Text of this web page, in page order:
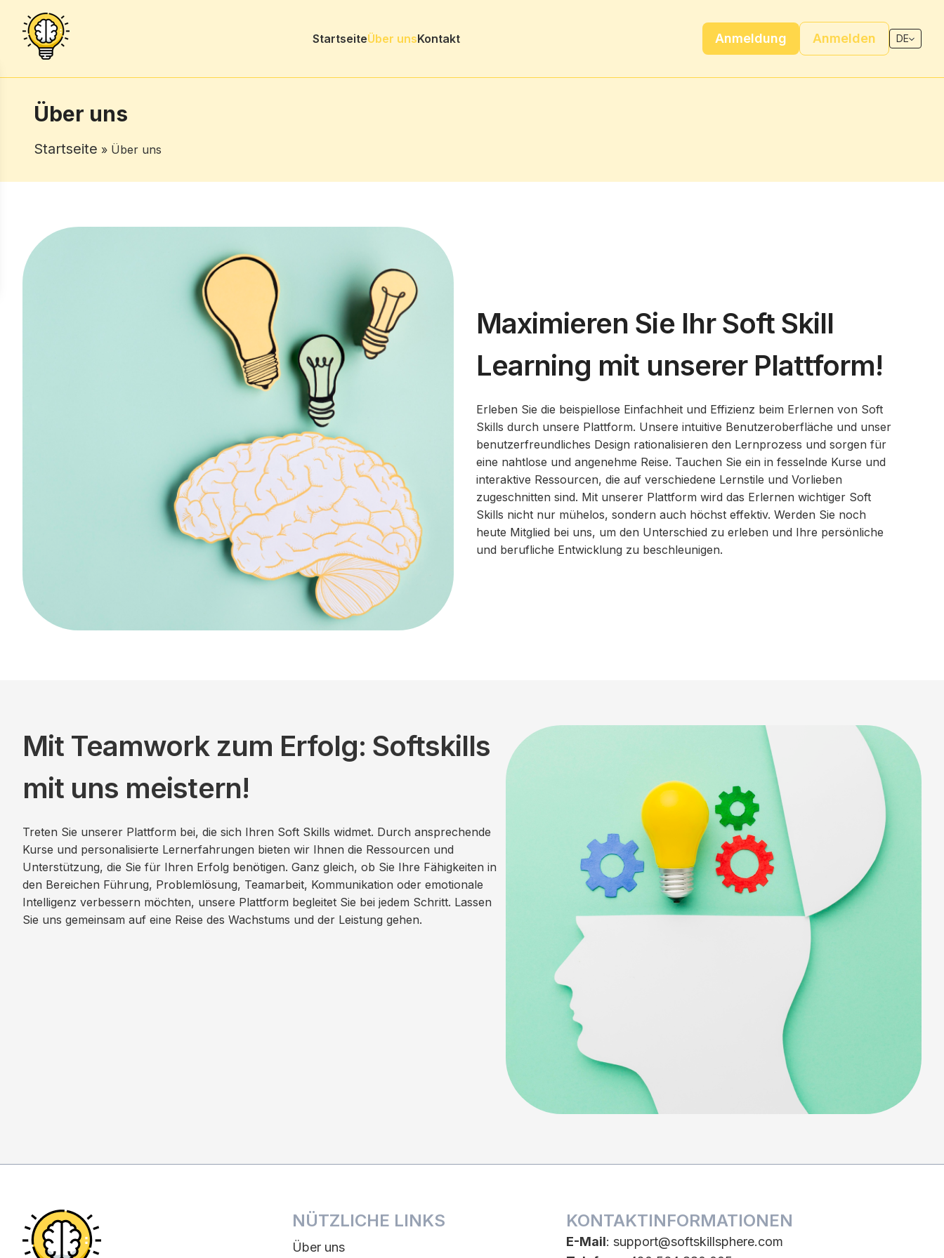
StartseiteÜber unsKontakt Anmeldung Anmelden DE
Über uns
Startseite » Über uns
Maximieren Sie Ihr Soft Skill
Learning mit unserer Plattform!
Erleben Sie die beispiellose Einfachheit und Effizienz beim Erlernen von Soft
Skills durch unsere Plattform. Unsere intuitive Benutzeroberfläche und unser
benutzerfreundliches Design rationalisieren den Lernprozess und sorgen für
eine nahtlose und angenehme Reise. Tauchen Sie ein in fesselnde Kurse und
interaktive Ressourcen, die auf verschiedene Lernstile und Vorlieben
zugeschnitten sind. Mit unserer Plattform wird das Erlernen wichtiger Soft
Skills nicht nur mühelos, sondern auch höchst effektiv. Werden Sie noch
heute Mitglied bei uns, um den Unterschied zu erleben und Ihre persönliche
und berufliche Entwicklung zu beschleunigen.
Mit Teamwork zum Erfolg: Softskills
mit uns meistern!
Treten Sie unserer Plattform bei, die sich Ihren Soft Skills widmet. Durch ansprechende
Kurse und personalisierte Lernerfahrungen bieten wir Ihnen die Ressourcen und
Unterstützung, die Sie für Ihren Erfolg benötigen. Ganz gleich, ob Sie Ihre Fähigkeiten in
den Bereichen Führung, Problemlösung, Teamarbeit, Kommunikation oder emotionale
Intelligenz verbessern möchten, unsere Plattform begleitet Sie bei jedem Schritt. Lassen
Sie uns gemeinsam auf eine Reise des Wachstums und der Leistung gehen.
NÜTZLICHE LINKS
Über uns
KONTAKTINFORMATIONEN
E-Mail: support@softskillsphere.com